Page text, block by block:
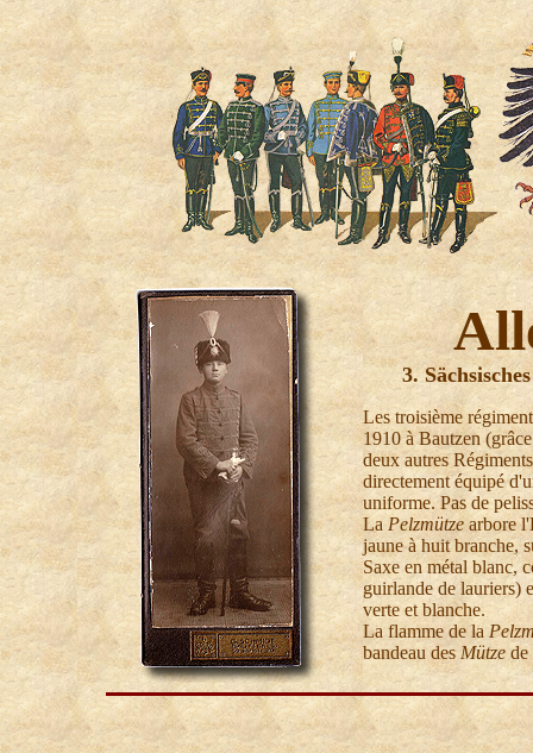
3.
Les troisième
1910 à Bautzen
deux autres
directement équipé
uniforme. Pas de
La Pelzmützearbore
jaune à huit branche,
Saxe en métal blanc,
guirlande de lauriers)
verte et blanche.
La flamme de la
bandeau des Mützede